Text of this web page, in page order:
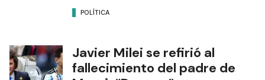
POLÍTICA
Javier Milei se refirió al
fallecimiento del padre de